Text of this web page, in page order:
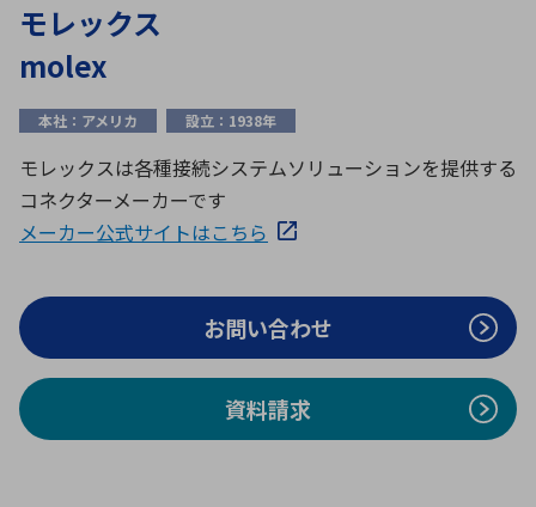
ワイヤレス給電
ロボティクス（AI）
データセンタ・クラウド
ミリ波レーダー
ブログ｜ここから始まる最新技術
計測・検出
品質管理・検査
接着・接合
製品製造・加工
レーダ・衛星通信
民生
ICTソリューション
レーザー・光学部品
特定用途向け・その他 サービス
アルファベット順
A B
E
F G
H
I
J
Q
R S
T
V W
モレックス
molex
本社：アメリカ 設立：1938年
モレックスは各種接続システムソリューションを提供する
コネクターメーカーです
メーカー公式サイトはこちら
お問い合わせ
資料請求